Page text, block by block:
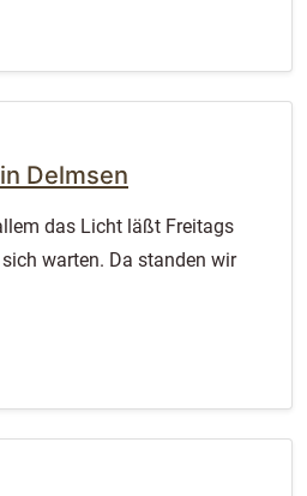
Delmsen
das Licht läßt Freitags
warten. Da standen wir